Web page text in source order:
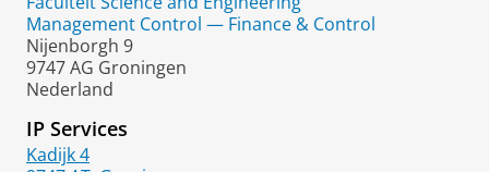
Management Control — Finance & Control
Nijenborgh 9
9747 AG Groningen
Nederland
IP Services
Kadijk 4